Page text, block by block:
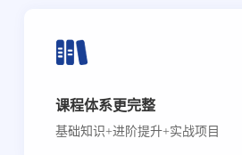
课程体系更完整
基础知识+进阶提升+实战项目